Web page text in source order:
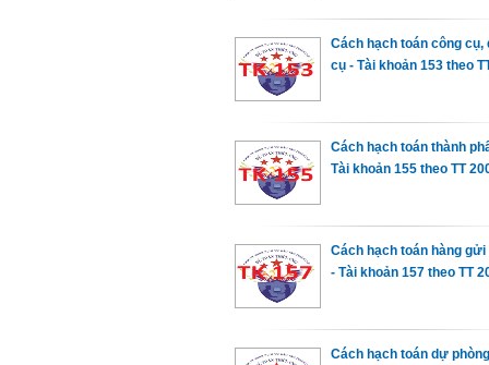
Cách hạch toán công cụ,
cụ - Tài khoản 153 theo
Cách hạch toán thành
Tài khoản 155 theo TT
Cách hạch toán hàng gửi
- Tài khoản 157 theo TT
Cách hạch toán dự